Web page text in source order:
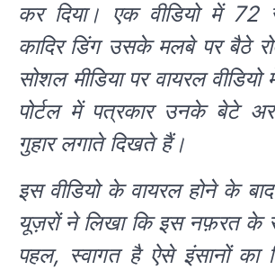
कर दिया। एक वीडियो में
कादिर डिंग उसके मलबे पर बैठे
सोशल मीडिया पर वायरल
पोर्टल में पत्रकार उनके बेटे
गुहार लगाते दिखते हैं।
इस वीडियो के वायरल होने के
यूज़रों ने लिखा कि इस नफ़रत के
पहल, स्वागत है ऐसे इंसानों